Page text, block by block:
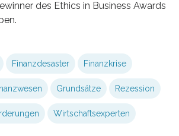
des Ethics in Business Awards
Finanzdesaster Finanzkrise
Grundsätze Rezession
Wirtschaftsexperten